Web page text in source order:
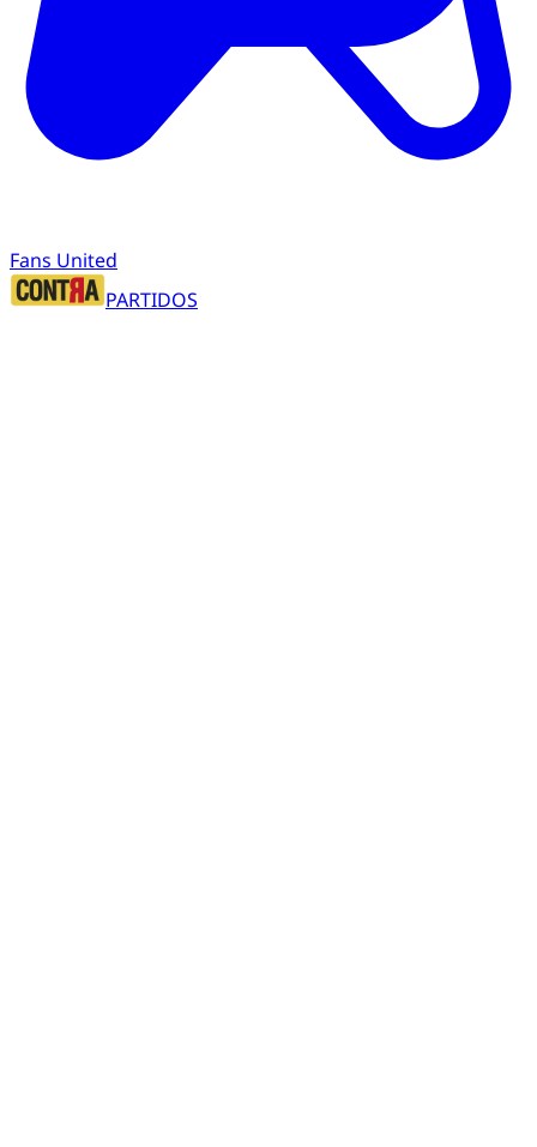
Fans United
PARTIDOS